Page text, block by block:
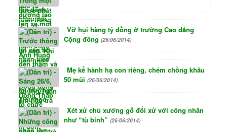
Vỡ hụi hàng tỷ đồng ở trường Cao đẳng
Cộng đồng (26/06/2014)
Mẹ kế hành hạ con riêng, chém chồng khâu
50 mũi (26/06/2014)
Xét xử chủ xưởng gỗ đối xử với công nhân
như “tù binh” (26/06/2014)